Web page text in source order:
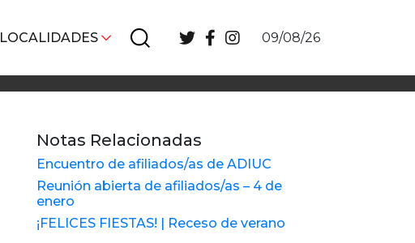
LOCALIDADES 09/08/26
Notas Relacionadas
Encuentro de afiliados/as de ADIUC
Reunión abierta de afiliados/as – 4 de
enero
¡FELICES FIESTAS! | Receso de verano